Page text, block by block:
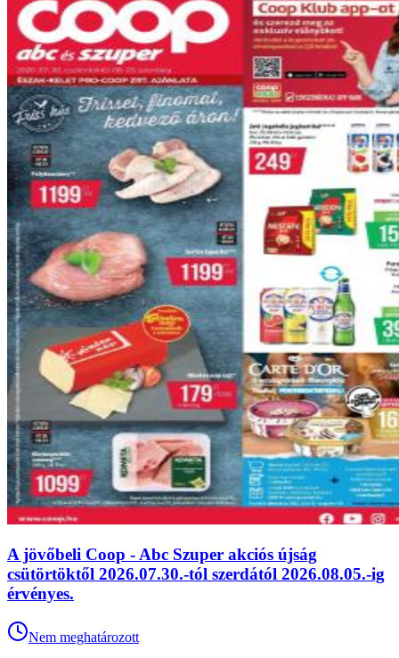
A jövőbeli Coop - Abc Szuper akciós újság
csütörtöktől 2026.07.30.-tól szerdától 2026.08.05.-ig
érvényes.
Nem meghatározott